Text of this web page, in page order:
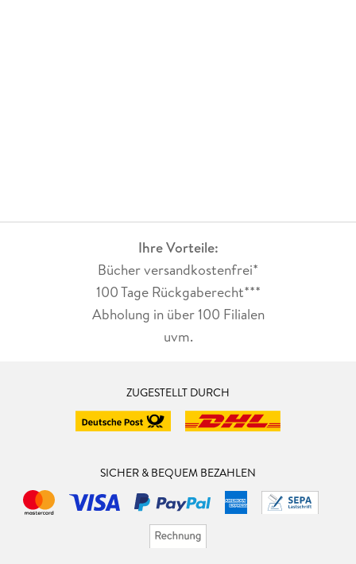
Ihre Vorteile:
Bücher versandkostenfrei*
100 Tage Rückgaberecht***
Abholung in über 100 Filialen
uvm.
ZUGESTELLT DURCH
SICHER & BEQUEM BEZAHLEN